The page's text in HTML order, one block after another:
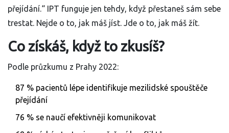
přejídání.“ IPT funguje jen tehdy, když přestaneš sám sebe
trestat. Nejde o to, jak máš jíst. Jde o to, jak máš žít.
Co získáš, když to zkusíš?
Podle průzkumu z Prahy 2022:
87 % pacientů lépe identifikuje mezilidské spouštěče
přejídání
76 % se naučí efektivněji komunikovat